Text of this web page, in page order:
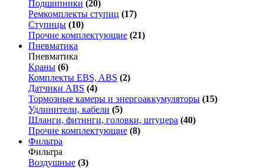
Подшипники (20)
Ремкомплекты ступиц (17)
Ступицы (10)
Прочие комплектующие (21)
Пневматика
Пневматика
Краны (6)
Комплекты EBS, ABS (2)
Датчики ABS (4)
Тормозные камеры и энергоаккумуляторы (15)
Удлинители, кабели (5)
Шланги, фитинги, головки, штуцера (40)
Прочие комплектующие (8)
Фильтра
Фильтра
Воздушные (3)